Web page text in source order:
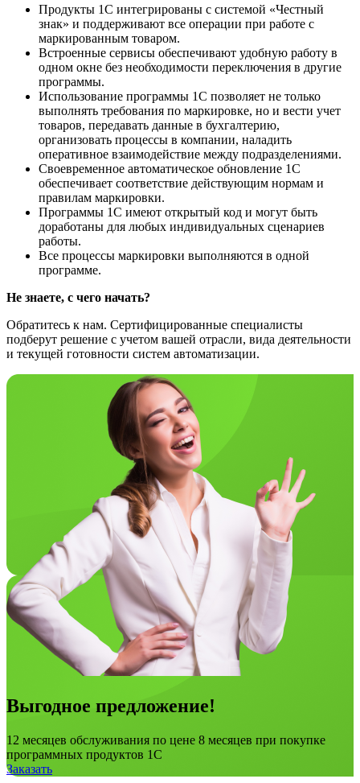
Продукты 1С интегрированы с системой «Честный
знак» и поддерживают все операции при работе с
маркированным товаром.
Встроенные сервисы обеспечивают удобную работу в
одном окне без необходимости переключения в другие
программы.
Использование программы 1С позволяет не только
выполнять требования по маркировке, но и вести учет
товаров, передавать данные в бухгалтерию,
организовать процессы в компании, наладить
оперативное взаимодействие между подразделениями.
Своевременное автоматическое обновление 1С
обеспечивает соответствие действующим нормам и
правилам маркировки.
Программы 1С имеют открытый код и могут быть
доработаны для любых индивидуальных сценариев
работы.
Все процессы маркировки выполняются в одной
программе.
Не знаете, с чего начать?
Обратитесь к нам. Сертифицированные специалисты
подберут решение с учетом вашей отрасли, вида деятельности
и текущей готовности систем автоматизации.
Выгодное предложение!
12 месяцев обслуживания по цене 8 месяцев при покупке
программных продуктов 1С
Заказать